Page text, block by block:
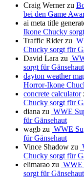
Craig Wernerzu
bei den Game
ai meta title
Ikone Chucky
Traffic Riderzu
Chucky sorgt für
David Lara zu
sorgt für Gänsehaut
dayton weather
Horror-Ikone
concrete calculator
Chucky sorgt für
diana zu WWE
für Gänsehaut
wagb zu WWE
für Gänsehaut
Vince Shadow zu
Chucky sorgt für
elimarao zu WWE
sorgt für Gänsehaut